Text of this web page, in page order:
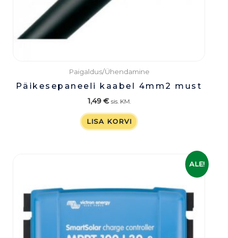
Paigaldus/Ühendamine
Päikesepaneeli kaabel 4mm2 must
1,49 € sis. KM.
LISA KORVI
ALE!
125,00 €.